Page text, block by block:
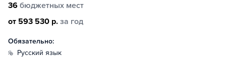
36 бюджетных мест
от 593 530 р. за год
Обязательно:
русский язык